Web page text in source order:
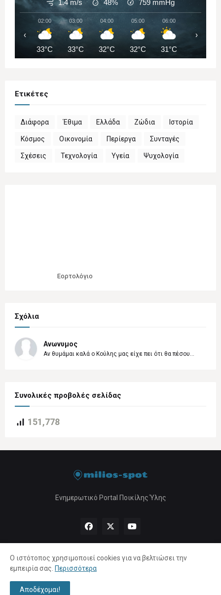
1.4 m/s 48% 759 mmHg
02:00
33°C
03:00
33°C
04:00
32°C
05:00
32°C
06:00
31°C
‹ ›
Ετικέτες
Διάφορα Έθιμα Ελλάδα Ζώδια Ιστορία
Κόσμος Οικονομία Περίεργα Συνταγές
Σχέσεις Τεχνολογία Υγεία Ψυχολογία
Εορτολόγιο
Σχόλια
Ανωνυμος
Αν θυμάμαι καλά ο Κούλης μας είχε πει ότι θα πέσου...
Συνολικές προβολές σελίδας
151,778
Ενημερωτικό Portal Ποικίλης Ύλης
Αρχική About Us Πολιτική Απορρήτου
Ο ιστότοπος χρησιμοποιεί cookies για να βελτιώσει την
εμπειρία σας. Περισσότερα
Αποδέχομαι!